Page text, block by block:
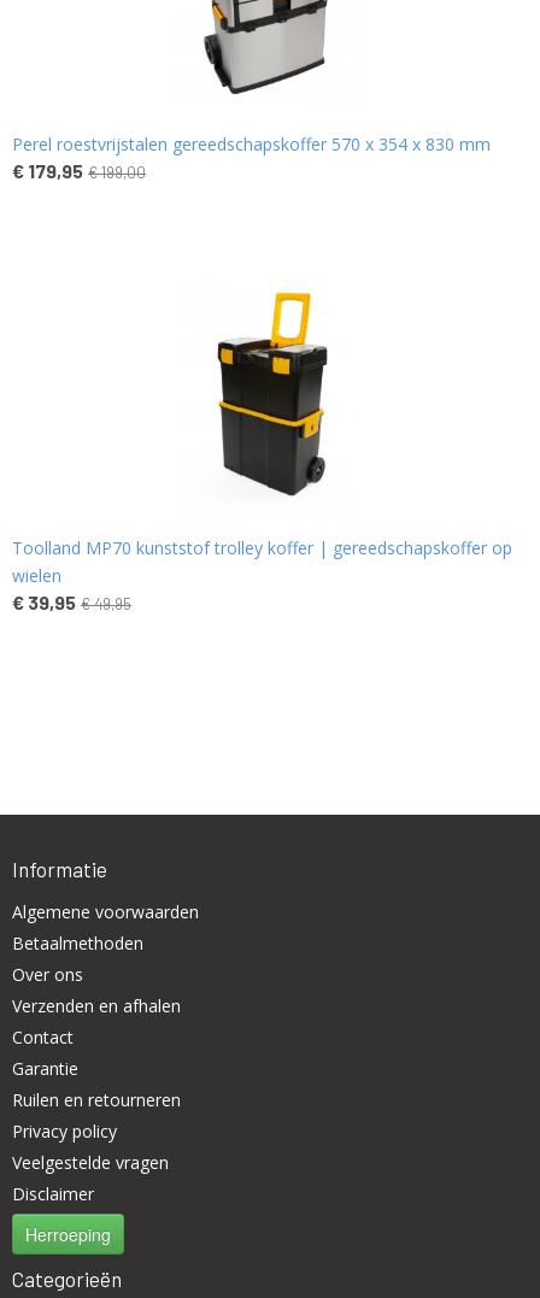
Perel roestvrijstalen gereedschapskoffer 570 x 354 x 830 mm
€ 179,95 € 199,00
Toolland MP70 kunststof trolley koffer | gereedschapskoffer op
wielen
€ 39,95 € 49,95
Informatie
Algemene voorwaarden
Betaalmethoden
Over ons
Verzenden en afhalen
Contact
Garantie
Ruilen en retourneren
Privacy policy
Veelgestelde vragen
Disclaimer
Herroeping
Categorieën